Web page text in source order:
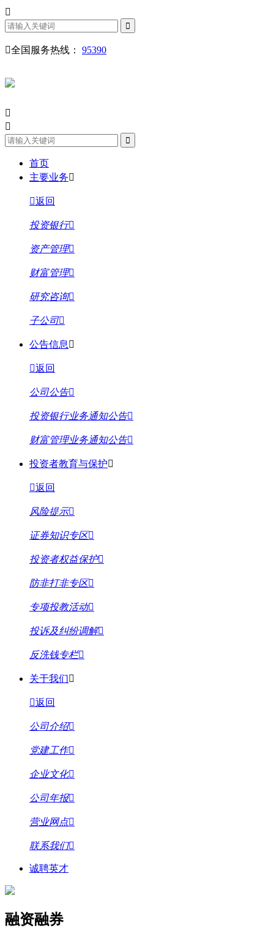
全国服务热线： 95390
首页
主要业务
返回
投资银行
资产管理
财富管理
研究咨询
子公司
公告信息
返回
公司公告
投资银行业务通知公告
财富管理业务通知公告
投资者教育与保护
返回
风险提示
证券知识专区
投资者权益保护
防非打非专区
专项投教活动
投诉及纠纷调解
反洗钱专栏
关于我们
返回
公司介绍
党建工作
企业文化
公司年报
营业网点
联系我们
诚聘英才
融资融券